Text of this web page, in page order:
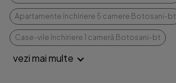
Apartamente închiriere 5 camere Botosani-bt
Case-vile închiriere 1 cameră Botosani-bt
vezi mai multe